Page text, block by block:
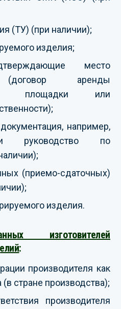
(ТУ) (при наличии);
изделия;
место
(договор аренды
площадки или
например,
руководство по
(приемо-сдаточных)
изделия.
изготовителей
:
производителя как
стране производства);
производителя